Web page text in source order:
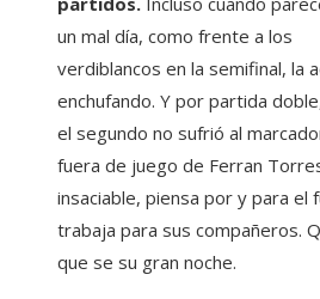
un mal día, como frente a los
verdiblancos en la semifinal, la
enchufando. Y por partida
el segundo no sufrió al
fuera de juego de Ferran
insaciable, piensa por y para el
trabaja para sus compañeros.
que se su gran noche.